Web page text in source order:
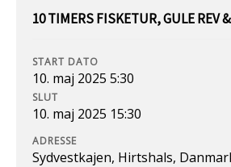
10 TIMERS FISKETUR, GULE REV
START DATO
10. maj 2025 5:30
SLUT
10. maj 2025 15:30
ADRESSE
Sydvestkajen, Hirtshals,